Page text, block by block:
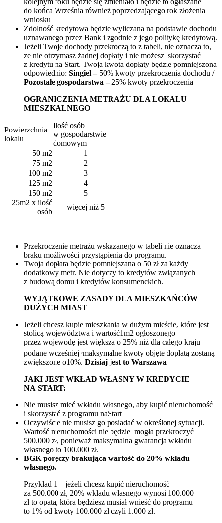
do końca Września również poprzedzającego rok złożenia
wniosku
Zdolność kredytowa będzie wyliczana na podstawie dochodu
uznawanego przez Bank i zgodnie z jego politykę kredytową.
Jeżeli Twoje dochody przekroczą to z tabeli, nie oznacza to,
ze nie otrzymasz żadnej dopłaty i nie możesz skorzystać
z kredytu na Start. Twoja kwota dopłaty będzie pomniejszona
odpowiednio: Singiel – 50% kwoty przekroczenia dochodu /
Pozostałe gospodarstwa – 25% kwoty przekroczenia
OGRANICZENIA METRAŻU DLA LOKALU
MIESZKALNEGO
Powierzchnia
lokalu
Ilość osób
w gospodarstwie
domowym
50 m2
1
75 m2
2
100 m2
3
125 m2
4
150 m2
5
25m2 x ilość
osób
więcej niż 5
Przekroczenie metrażu wskazanego w tabeli nie oznacza
braku możliwości przystąpienia do programu.
Twoja dopłata będzie pomniejszana o 50 zł za każdy
dodatkowy metr. Nie dotyczy to kredytów związanych
z budową domu i kredytów konsumenckich.
WYJĄTKOWE ZASADY DLA MIESZKAŃCÓW
DUŻYCH MIAST
Jeżeli chcesz kupie mieszkania w dużym mieście, które jest
stolicą województwa i wartość1m2 ogłoszonego
przez wojewodę jest większa o 25% niż dla całego kraju
podane wcześniej maksymalne kwoty objęte dopłatą zostaną
zwiększone o10%. Dzisiaj jest to Warszawa
JAKI JEST WKŁAD WŁASNY W KREDYCIE
NA START:
Nie musisz mieć wkładu własnego, aby kupić nieruchomość
i skorzystać z programu naStart
Oczywiście nie musisz go posiadać w określonej sytuacji.
Wartość nieruchomości nie będzie mogła przekroczyć
500.000 zł, ponieważ maksymalna gwarancja wkładu
własnego to 100.000 zł.
BGK poręczy brakująca wartość do 20% wkładu
własnego.
Przykład 1 – jeżeli chcesz kupić nieruchomość
za 500.000 zł, 20% wkładu własnego wynosi 100.000
zł to opata, która będziesz musiał wnieść do programu
to 1% od kwoty 100.000 zł czyli 1.000 zł.